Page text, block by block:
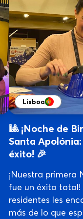
Lisboa
🎱 ¡Noche de
Santa
éxito! 🎉
¡Nuestra primera
fue un éxito total!
residentes les
más de lo que